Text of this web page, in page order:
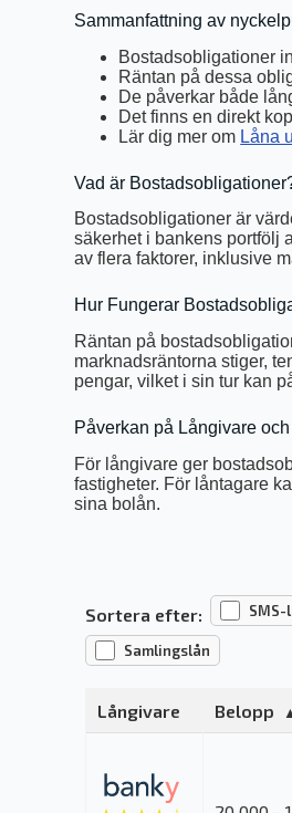
Sammanfattning av
Bostadsobligationer
Räntan på dessa
De påverkar både
Det finns en direkt
Lär dig mer om Låna
Vad är
Bostadsobligationer är
säkerhet i bankens portfölj
av flera faktorer, inklusive
Hur Fungerar
Räntan på
marknadsräntorna stiger,
pengar, vilket i sin tur kan
Påverkan på Långivare
För långivare ger
fastigheter. För låntagare
sina bolån.
Sortera efter: SMS-
Samlingslån
Långivare Belopp